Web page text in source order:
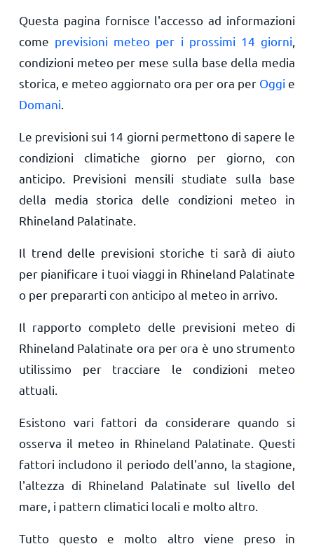
Questa pagina fornisce l'accesso ad informazioni
come previsioni meteo per i prossimi 14 giorni
condizioni meteo per mese sulla base della media
storica, e meteo aggiornato ora per ora per Oggi e
Domani
Le previsioni sui 14 giorni permettono di sapere le
condizioni climatiche giorno per giorno, con
anticipo. Previsioni mensili studiate sulla base
della media storica delle condizioni meteo in
Rhineland Palatinate.
Il trend delle previsioni storiche ti sarà di aiuto
per pianificare i tuoi viaggi in Rhineland Palatinate
o per prepararti con anticipo al meteo in arrivo.
Il rapporto completo delle previsioni meteo di
Rhineland Palatinate ora per ora è uno strumento
utilissimo per tracciare le condizioni meteo
attuali.
Esistono vari fattori da considerare quando si
osserva il meteo in Rhineland Palatinate. Questi
fattori includono il periodo dell'anno, la stagione,
l'altezza di Rhineland Palatinate sul livello del
mare, i pattern climatici locali e molto altro.
Tutto questo e molto altro viene preso in